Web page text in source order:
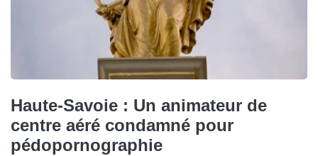
Haute-Savoie : Un animateur de
centre aéré condamné pour
pédopornographie